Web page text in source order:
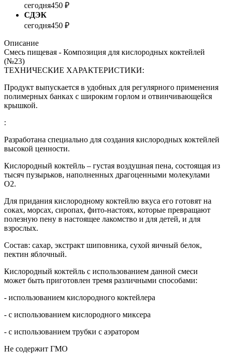
сегодня450 ₽
СДЭК
сегодня450 ₽
Описание
Смесь пищевая - Композиция для кислородных коктейлей
(№23)
ТЕХНИЧЕСКИЕ ХАРАКТЕРИСТИКИ:
Продукт выпускается в удобных для регулярного применения
полимерных банках с широким горлом и отвинчивающейся
крышкой.
:
Разработана специально для создания кислородных коктейлей
высокой ценности.
Кислородный коктейль – густая воздушная пена, состоящая из
тысяч пузырьков, наполненных драгоценными молекулами
О2.
Для придания кислородному коктейлю вкуса его готовят на
соках, морсах, сиропах, фито-настоях, которые превращают
полезную пену в настоящее лакомство и для детей, и для
взрослых.
Состав: сахар, экстракт шиповника, сухой яичный белок,
пектин яблочный.
Кислородный коктейль с использованием данной смеси
может быть приготовлен тремя различными способами:
- использованием кислородного коктейлера
- с использованием кислородного миксера
- с использованием трубки с аэратором
Не содержит ГМО